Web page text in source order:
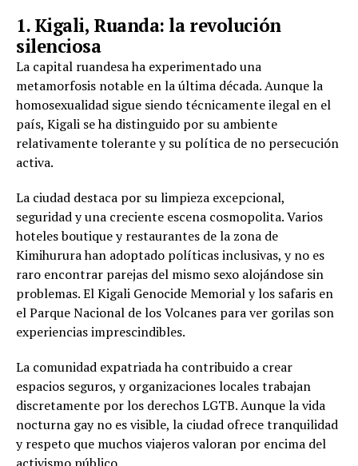
1. Kigali, Ruanda: la revolución
silenciosa
La capital ruandesa ha experimentado una
metamorfosis notable en la última década. Aunque la
homosexualidad sigue siendo técnicamente ilegal en el
país, Kigali se ha distinguido por su ambiente
relativamente tolerante y su política de no persecución
activa.
La ciudad destaca por su limpieza excepcional,
seguridad y una creciente escena cosmopolita. Varios
hoteles boutique y restaurantes de la zona de
Kimihurura han adoptado políticas inclusivas, y no es
raro encontrar parejas del mismo sexo alojándose sin
problemas. El Kigali Genocide Memorial y los safaris en
el Parque Nacional de los Volcanes para ver gorilas son
experiencias imprescindibles.
La comunidad expatriada ha contribuido a crear
espacios seguros, y organizaciones locales trabajan
discretamente por los derechos LGTB. Aunque la vida
nocturna gay no es visible, la ciudad ofrece tranquilidad
y respeto que muchos viajeros valoran por encima del